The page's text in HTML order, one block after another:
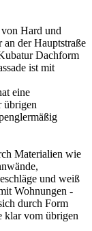
von Hard und
der Hauptstraße
Dachform
ist mit
eine
übrigen
Materialien wie
und weiß
Wohnungen -
durch Form
klar vom übrigen